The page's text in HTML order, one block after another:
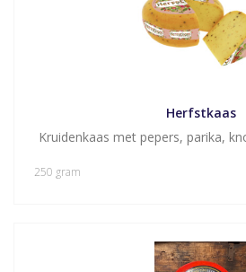
Herfstkaas
Kruidenkaas met pepers, parika,
250 gram